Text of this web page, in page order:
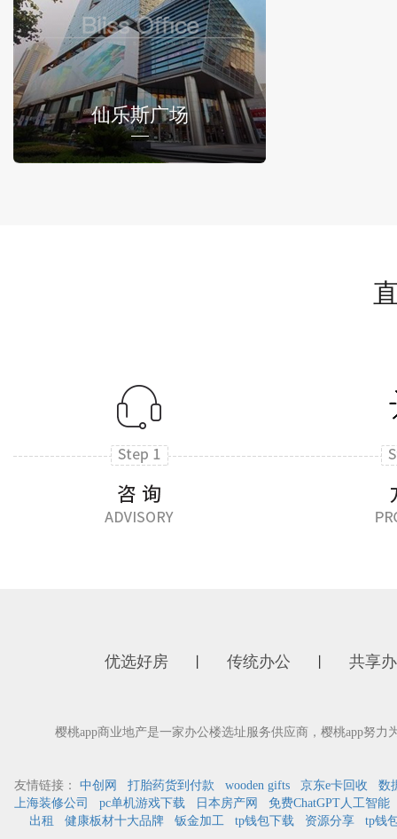
仙乐斯广场
优选好房 传统办公 共享
樱桃app商业地产是一家办公楼选址服务供应商，樱桃app努力
友情链接： 中创网 打胎药货到付款 wooden gifts 京东e卡回收
数
上海装修公司
pc单机游戏下载 日本房产网
免费ChatGPT人工智能
出租
健康板材十大品牌 钣金加工 tp钱包下载 资源分享 tp钱